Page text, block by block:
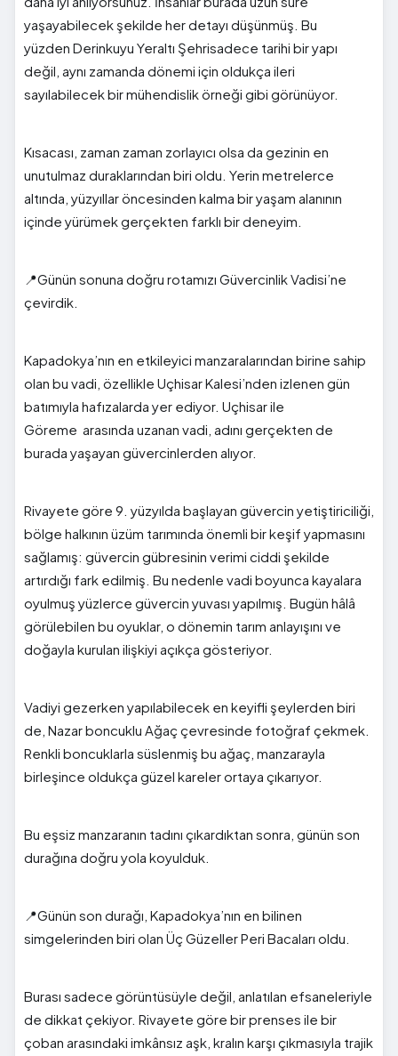
yaşayabilecek şekilde her detayı düşünmüş. Bu
yüzden Derinkuyu Yeraltı Şehrisadece tarihi bir yapı
değil, aynı zamanda dönemi için oldukça ileri
sayılabilecek bir mühendislik örneği gibi görünüyor.
Kısacası, zaman zaman zorlayıcı olsa da gezinin en
unutulmaz duraklarından biri oldu. Yerin metrelerce
altında, yüzyıllar öncesinden kalma bir yaşam alanının
içinde yürümek gerçekten farklı bir deneyim.
📍Günün sonuna doğru rotamızı Güvercinlik Vadisi’ne
çevirdik.
Kapadokya’nın en etkileyici manzaralarından birine sahip
olan bu vadi, özellikle Uçhisar Kalesi’nden izlenen gün
batımıyla hafızalarda yer ediyor. Uçhisar ile
Göreme arasında uzanan vadi, adını gerçekten de
burada yaşayan güvercinlerden alıyor.
Rivayete göre 9. yüzyılda başlayan güvercin yetiştiriciliği,
bölge halkının üzüm tarımında önemli bir keşif yapmasını
sağlamış: güvercin gübresinin verimi ciddi şekilde
artırdığı fark edilmiş. Bu nedenle vadi boyunca kayalara
oyulmuş yüzlerce güvercin yuvası yapılmış. Bugün hâlâ
görülebilen bu oyuklar, o dönemin tarım anlayışını ve
doğayla kurulan ilişkiyi açıkça gösteriyor.
Vadiyi gezerken yapılabilecek en keyifli şeylerden biri
de, Nazar boncuklu Ağaç çevresinde fotoğraf çekmek.
Renkli boncuklarla süslenmiş bu ağaç, manzarayla
birleşince oldukça güzel kareler ortaya çıkarıyor.
Bu eşsiz manzaranın tadını çıkardıktan sonra, günün son
durağına doğru yola koyulduk.
📍Günün son durağı, Kapadokya’nın en bilinen
simgelerinden biri olan Üç Güzeller Peri Bacaları oldu.
Burası sadece görüntüsüyle değil, anlatılan efsaneleriyle
de dikkat çekiyor. Rivayete göre bir prenses ile bir
çoban arasındaki imkânsız aşk, kralın karşı çıkmasıyla trajik